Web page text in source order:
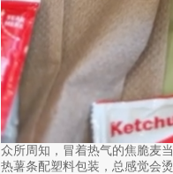
众所周知，冒着热气的焦脆麦
热薯条配塑料包装，总感觉会